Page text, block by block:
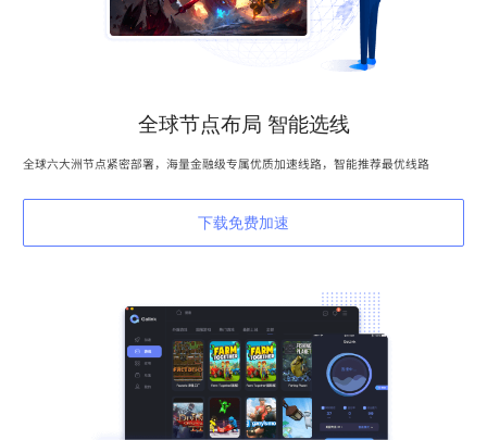
全球节点布局 智能选线
全球六大洲节点紧密部署，海量金融级专属优质加速线路，智能推荐最优线路
下载免费加速